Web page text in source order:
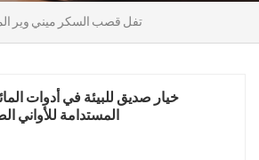
تفل قصب السكر ميني وير
خيار صديق للبيئة في أدوات
المستدامة للأواني